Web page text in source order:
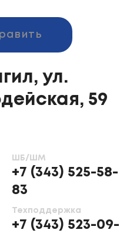
ул.
59
ШБ/ШМ
+7 (343) 525-58-
83
Техподдержка
+7 (343) 523-09-